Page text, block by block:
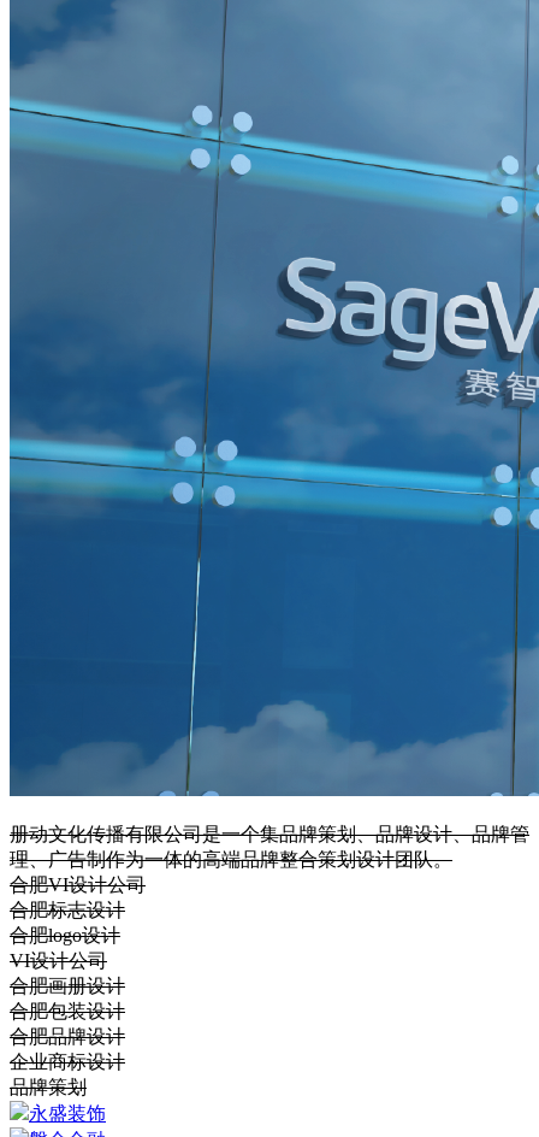
册动文化传播有限公司是一个集品牌策划、品牌设计、品牌管
理、广告制作为一体的高端品牌整合策划设计团队。
合肥VI设计公司
合肥标志设计
合肥logo设计
VI设计公司
合肥画册设计
合肥包装设计
合肥品牌设计
企业商标设计
品牌策划
永盛装饰